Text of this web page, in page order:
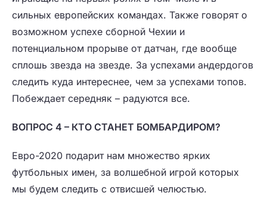
сильных европейских командах. Также говорят о
возможном успехе сборной Чехии и
потенциальном прорыве от датчан, где вообще
сплошь звезда на звезде. За успехами андердогов
следить куда интереснее, чем за успехами топов.
Побеждает середняк – радуются все.
ВОПРОС 4 – КТО СТАНЕТ БОМБАРДИРОМ?
Евро-2020 подарит нам множество ярких
футбольных имен, за волшебной игрой которых
мы будем следить с отвисшей челюстью.